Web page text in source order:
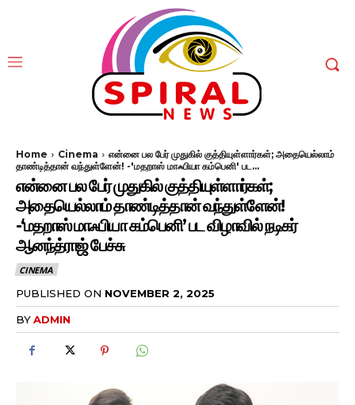
Home Cinema
என்னை பல பேர் முதுகில் குத்தியுள்ளார்கள்; அதையெல்லாம்
தாண்டித்தான் வந்துள்ளேன்! -'மதறாஸ் மாஃபியா கம்பெனி' பட...
என்னை பல பேர் முதுகில் குத்தியுள்ளார்கள்;
அதையெல்லாம் தாண்டித்தான் வந்துள்ளேன்!
-‘மதறாஸ் மாஃபியா கம்பெனி’ பட விழாவில் நடிகர்
ஆனந்த்ராஜ் பேச்சு
CINEMA
PUBLISHED ON NOVEMBER 2, 2025
BYADMIN